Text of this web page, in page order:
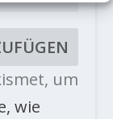
um
wie